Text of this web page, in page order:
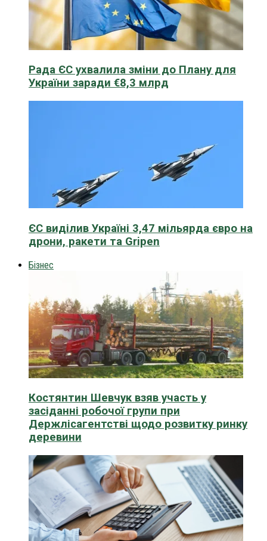
Рада ЄС ухвалила зміни до Плану для
України заради €8,3 млрд
ЄС виділив Україні 3,47 мільярда євро на
дрони, ракети та Gripen
Бізнес
Костянтин Шевчук взяв участь у
засіданні робочої групи при
Держлісагентстві щодо розвитку ринку
деревини